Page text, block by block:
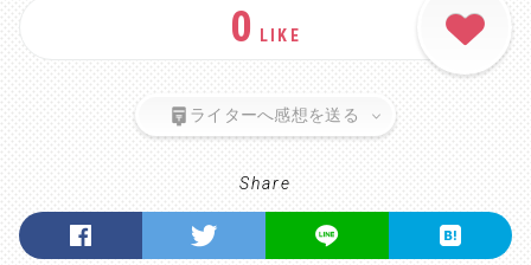
0 LIKE
ライターへ感想を送る
Share